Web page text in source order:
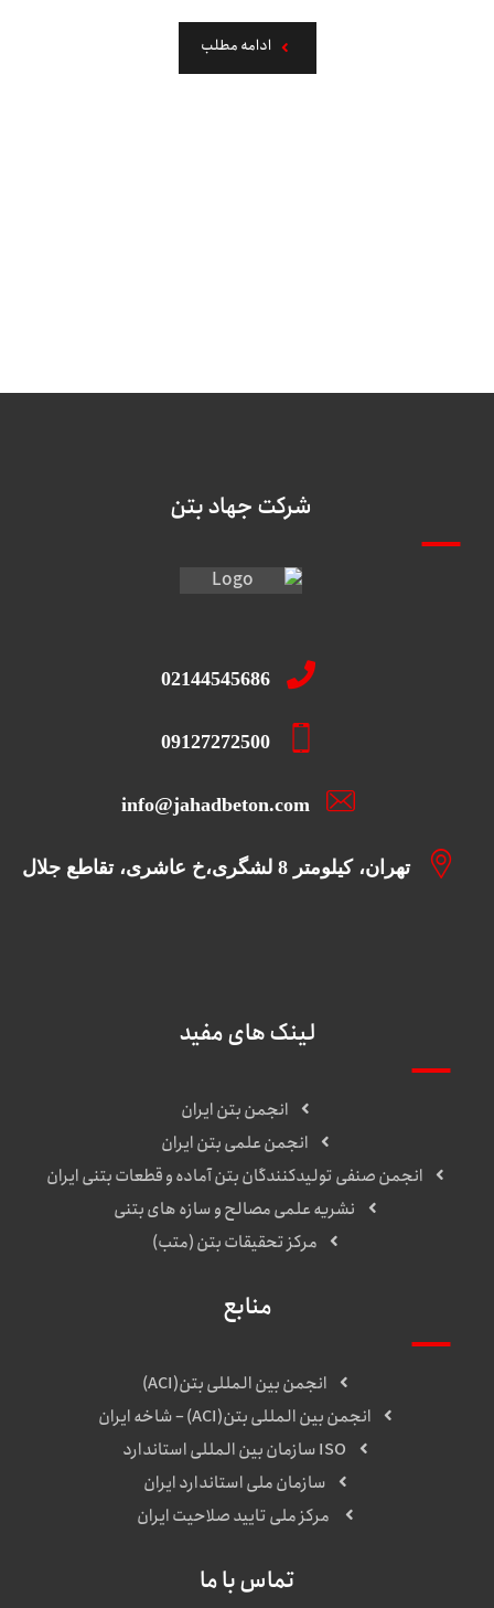
ادامه مطلب
شرکت جهاد بتن
02144545686
09127272500
info@jahadbeton.com
تهران، کیلومتر 8 لشگری،خ عاشری، تقاطع جلال
لینک های مفید
انجمن بتن ایران
انجمن علمی بتن ایران
انجمن صنفی تولیدکنندگان بتن آماده و قطعات بتنی ایران
نشریه علمی مصالح و سازه های بتنی
مرکز تحقیقات بتن (متب)
منابع
انجمن بین المللی بتن(ACI)
انجمن بین المللی بتن(ACI) – شاخه ایران
ISO سازمان بین المللی استاندارد
سازمان ملی استاندارد ایران
مرکز ملی تایید صلاحیت ایران
تماس با ما